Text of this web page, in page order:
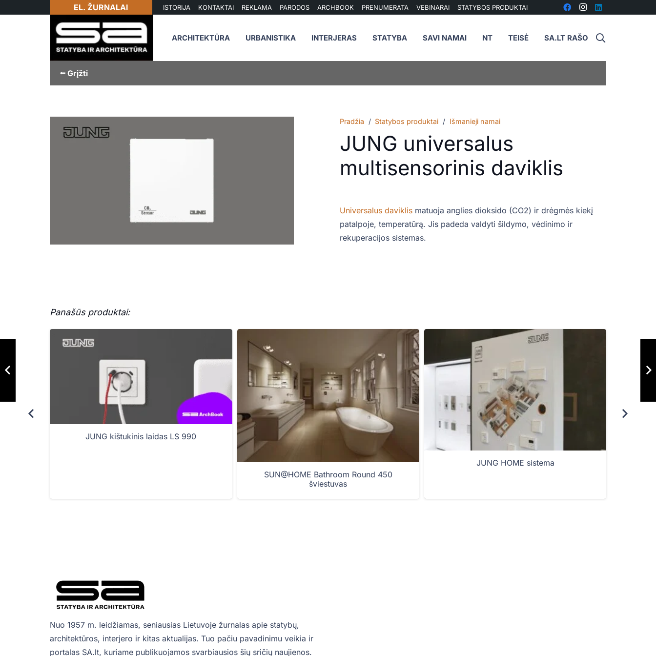
EL. ŽURNALAI ISTORIJA KONTAKTAI REKLAMA PARODOS ARCHBOOK PRENUMERATA VEBINARAI STATYBOS PRODUKTAI
ARCHITEKTŪRA URBANISTIKA INTERJERAS STATYBA SAVI NAMAI NT TEISĖ SA.LT RAŠO
⭠ Grįžti
Pradžia / Statybos produktai / Išmanieji namai
JUNG universalus
multisensorinis daviklis
Universalus daviklis matuoja anglies dioksido (CO2) ir drėgmės kiekį
patalpoje, temperatūrą. Jis padeda valdyti šildymo, vėdinimo ir
rekuperacijos sistemas.
Panašūs produktai:
JUNG kištukinis laidas LS 990
SUN@HOME Bathroom Round 450
šviestuvas
JUNG HOME sistema
Nuo 1957 m. leidžiamas, seniausias Lietuvoje žurnalas apie statybų,
architektūros, interjero ir kitas aktualijas. Tuo pačiu pavadinimu veikia ir
portalas SA.lt, kuriame publikuojamos svarbiausios šių sričių naujienos.